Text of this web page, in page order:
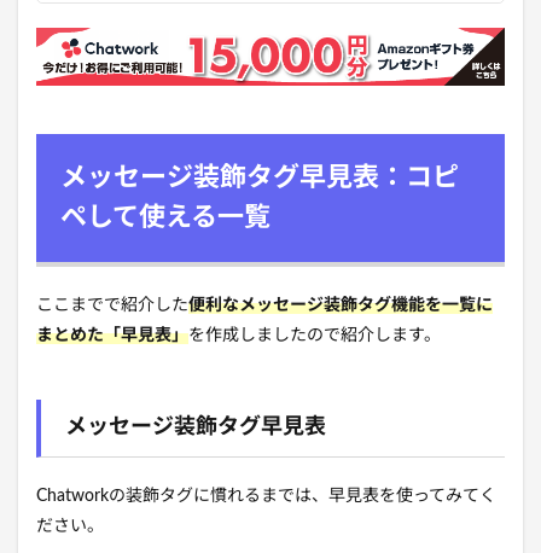
メッセージ装飾タグ早見表：コピ
ペして使える一覧
ここまでで紹介した便利なメッセージ装飾タグ機能を一覧に
まとめた「早見表」を作成しましたので紹介します。
メッセージ装飾タグ早見表
Chatworkの装飾タグに慣れるまでは、早見表を使ってみてく
ださい。